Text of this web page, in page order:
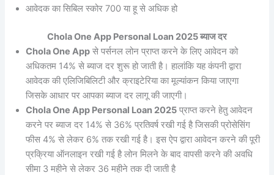
आवेदक का सिबिल स्कोर 700 या हू से अधिक हो
Chola One App Personal Loan 2025 ब्याज दर
Chola One App से पर्सनल लोन प्राप्त करने के लिए आवेदन को
अधिकतम 14% से ब्याज दर शुरू हो जाती है। हालांकि यह कंपनी द्वारा
आवेदक की एलिजिबिलिटी और क्राइटेरिया का मूल्यांकन किया जाएगा
जिसके आधार पर आपका ब्याज दर लागू की जाएगी।
Chola One App Personal Loan 2025 प्राप्त करने हेतु आवेदन
करने पर ब्याज दर 14% से 36% प्रतिवर्ष रखी गई है जिसकी प्रोसेसिंग
फीस 4% से लेकर 6% तक रखी गई है। इस ऐप द्वारा आवेदन करने की पूरी
प्रक्रिया ऑनलाइन रखी गई है लोन मिलने के बाद वापसी करने की अवधि
सीमा 3 महीने से लेकर 36 महीने तक दी जाती है